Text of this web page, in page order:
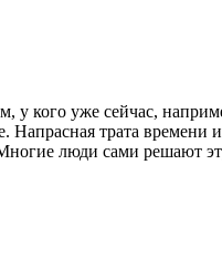
у кого уже сейчас,
трата времени
люди сами решают